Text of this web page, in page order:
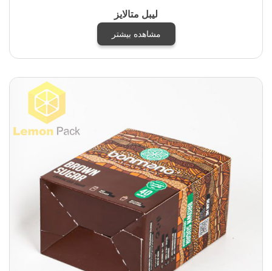
لیبل متالایز
مشاهده بیشتر